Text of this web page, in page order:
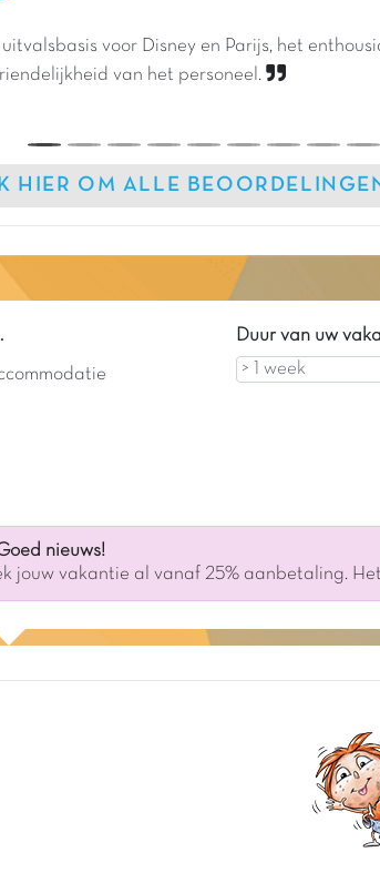
voor Disney en Parijs, het
van het personeel.
HIER OM ALLE
Duur van uw
nieuws!
jouw vakantie al vanaf 25% aanbetaling.